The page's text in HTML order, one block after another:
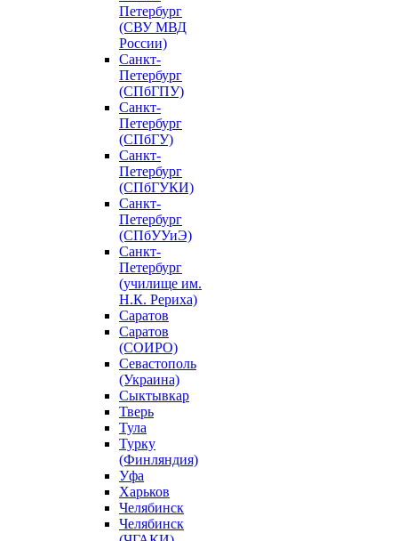
Петербург
(СВУ МВД
России)
Санкт-
Петербург
(СПбГПУ)
Санкт-
Петербург
(СПбГУ)
Санкт-
Петербург
(СПбГУКИ)
Санкт-
Петербург
(СПбУУиЭ)
Санкт-
Петербург
(училище им.
Н.К. Рериха)
Саратов
Саратов
(СОИРО)
Севастополь
(Украина)
Сыктывкар
Тверь
Тула
Турку
(Финляндия)
Уфа
Харьков
Челябинск
Челябинск